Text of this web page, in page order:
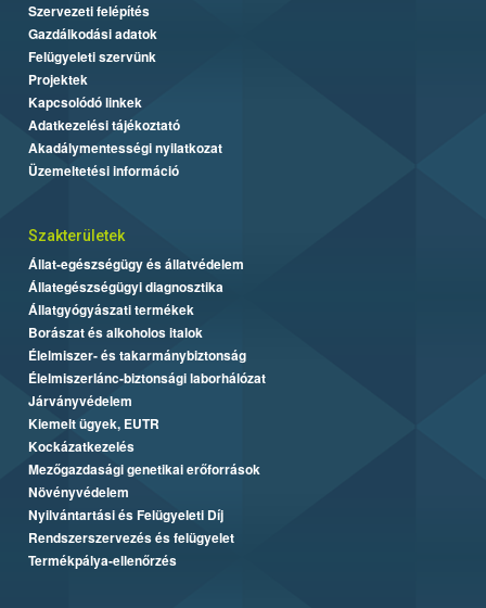
Szervezeti felépítés
Gazdálkodási adatok
Felügyeleti szervünk
Projektek
Kapcsolódó linkek
Adatkezelési tájékoztató
Akadálymentességi nyilatkozat
Üzemeltetési információ
Szakterületek
Állat-egészségügy és állatvédelem
Állategészségügyi diagnosztika
Állatgyógyászati termékek
Borászat és alkoholos italok
Élelmiszer- és takarmánybiztonság
Élelmiszerlánc-biztonsági laborhálózat
Járványvédelem
Kiemelt ügyek, EUTR
Kockázatkezelés
Mezőgazdasági genetikai erőforrások
Növényvédelem
Nyilvántartási és Felügyeleti Díj
Rendszerszervezés és felügyelet
Termékpálya-ellenőrzés